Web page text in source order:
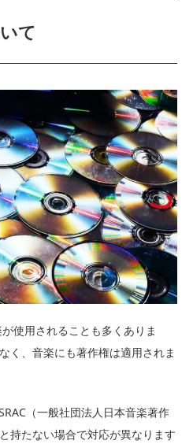
て
使用されることも多くありま
く、音楽にも著作権は適用されま
（一般社団法人日本音楽著作
持たない場合で対応が異なります